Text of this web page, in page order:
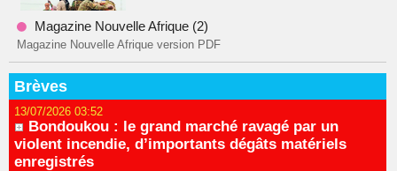
Magazine Nouvelle Afrique (2)
Magazine Nouvelle Afrique version PDF
Brèves
13/07/2026 03:52
Bondoukou : le grand marché ravagé par un
violent incendie, d’importants dégâts matériels
enregistrés